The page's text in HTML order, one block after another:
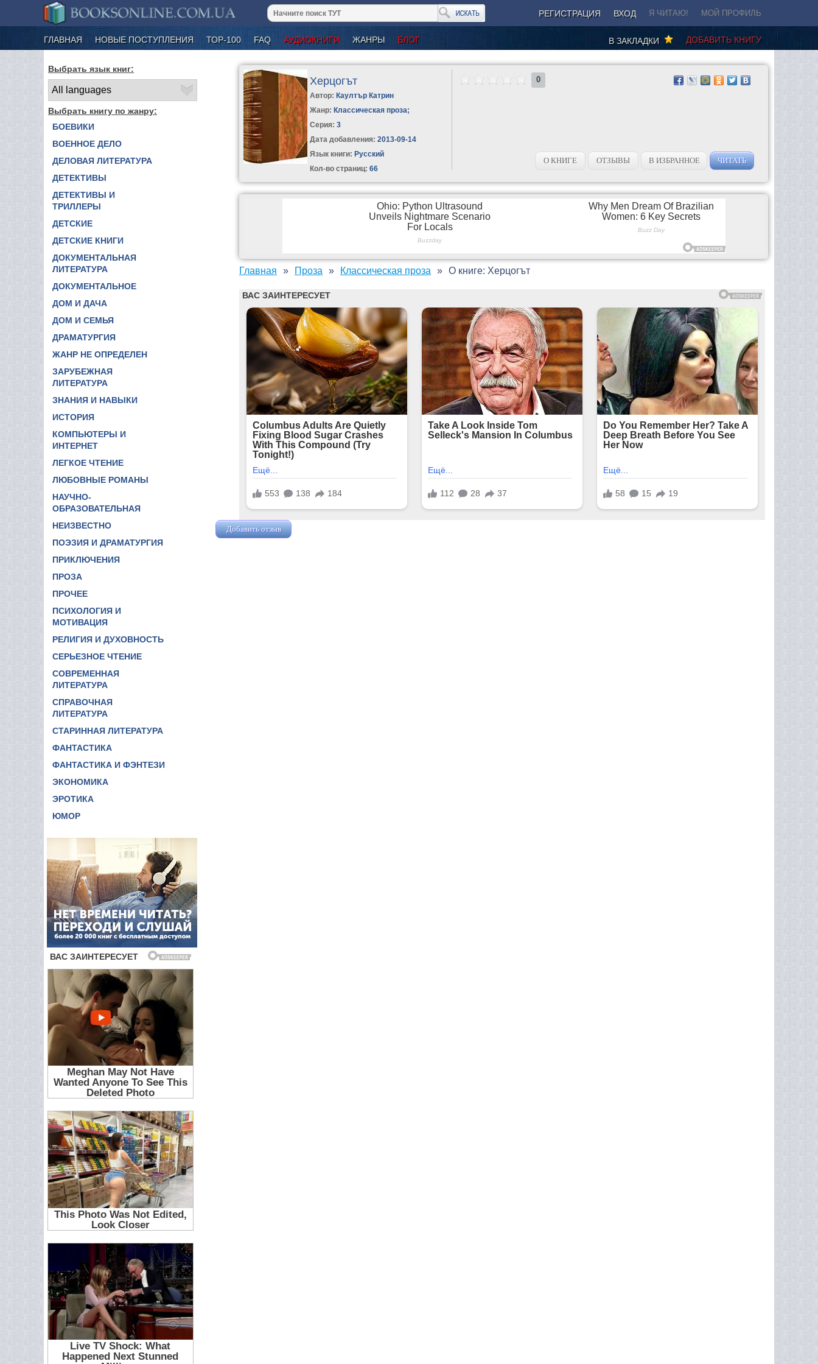
РЕГИСТРАЦИЯ ВХОД Я ЧИТАЮ! МОЙ ПРОФИЛЬ
ГЛАВНАЯ НОВЫЕ ПОСТУПЛЕНИЯ ТОР-100 FAQ АУДИОКНИГИ ЖАНРЫ БЛОГ ДОБАВИТЬ КНИГУ
В ЗАКЛАДКИ
Выбрать язык книг:
Выбрать книгу по жанру:
БОЕВИКИ
ВОЕННОЕ ДЕЛО
ДЕЛОВАЯ ЛИТЕРАТУРА
ДЕТЕКТИВЫ
ДЕТЕКТИВЫ И
ТРИЛЛЕРЫ
ДЕТСКИЕ
ДЕТСКИЕ КНИГИ
ДОКУМЕНТАЛЬНАЯ
ЛИТЕРАТУРА
ДОКУМЕНТАЛЬНОЕ
ДОМ И ДАЧА
ДОМ И СЕМЬЯ
ДРАМАТУРГИЯ
ЖАНР НЕ ОПРЕДЕЛЕН
ЗАРУБЕЖНАЯ
ЛИТЕРАТУРА
ЗНАНИЯ И НАВЫКИ
ИСТОРИЯ
КОМПЬЮТЕРЫ И
ИНТЕРНЕТ
ЛЕГКОЕ ЧТЕНИЕ
ЛЮБОВНЫЕ РОМАНЫ
НАУЧНО-
ОБРАЗОВАТЕЛЬНАЯ
НЕИЗВЕСТНО
ПОЭЗИЯ И ДРАМАТУРГИЯ
ПРИКЛЮЧЕНИЯ
ПРОЗА
ПРОЧЕЕ
ПСИХОЛОГИЯ И
МОТИВАЦИЯ
РЕЛИГИЯ И ДУХОВНОСТЬ
СЕРЬЕЗНОЕ ЧТЕНИЕ
СОВРЕМЕННАЯ
ЛИТЕРАТУРА
СПРАВОЧНАЯ
ЛИТЕРАТУРА
СТАРИННАЯ ЛИТЕРАТУРА
ФАНТАСТИКА
ФАНТАСТИКА И ФЭНТЕЗИ
ЭКОНОМИКА
ЭРОТИКА
ЮМОР
Херцогът
Автор: Каултър Катрин
Жанр: Классическая проза;
Серия:3
Дата добавления: 2013-09-14
Язык книги: Русский
Кол-во страниц: 66
0
О КНИГЕ ОТЗЫВЫ В ИЗБРАННОЕ ЧИТАТЬ
Главная Проза Классическая проза О книге: Херцогът
Добавить отзыв